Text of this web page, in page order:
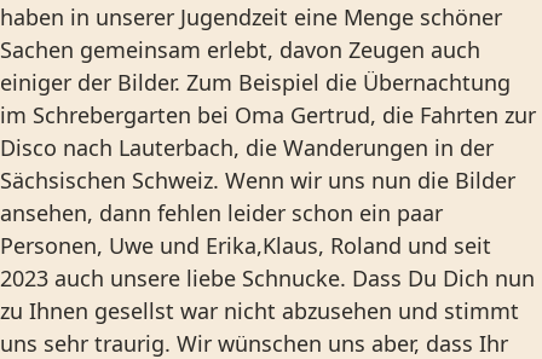
haben in unserer Jugendzeit eine Menge schöner
Sachen gemeinsam erlebt, davon Zeugen auch
einiger der Bilder. Zum Beispiel die Übernachtung
im Schrebergarten bei Oma Gertrud, die Fahrten zur
Disco nach Lauterbach, die Wanderungen in der
Sächsischen Schweiz. Wenn wir uns nun die Bilder
ansehen, dann fehlen leider schon ein paar
Personen, Uwe und Erika,Klaus, Roland und seit
2023 auch unsere liebe Schnucke. Dass Du Dich nun
zu Ihnen gesellst war nicht abzusehen und stimmt
uns sehr traurig. Wir wünschen uns aber, dass Ihr